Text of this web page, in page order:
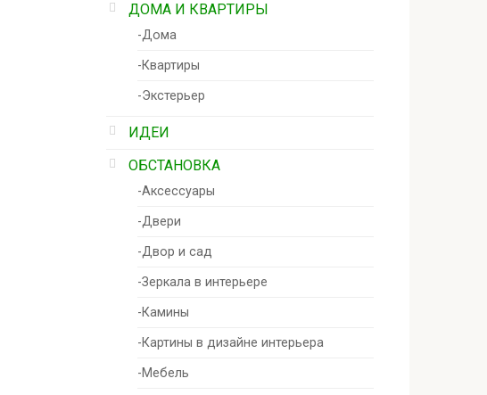
ДОМА И КВАРТИРЫ
-Дома
-Квартиры
-Экстерьер
ИДЕИ
ОБСТАНОВКА
-Аксессуары
-Двери
-Двор и сад
-Зеркала в интерьере
-Камины
-Картины в дизайне интерьера
-Мебель